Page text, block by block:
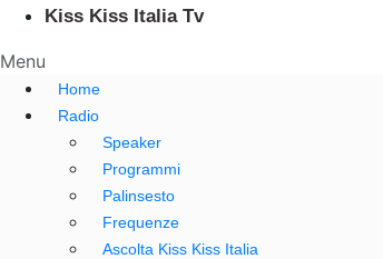
Kiss Kiss Italia Tv
Menu
Home
Radio
Speaker
Programmi
Palinsesto
Frequenze
Ascolta Kiss Kiss Italia